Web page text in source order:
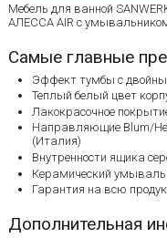
Мебель для ванной
АЛЕССА AIR с умывальником
Самые главные
Эффект тумбы с
Теплый белый цвет
Лакокрасочное
Направляющие Blum/
(Италия)
Внутренности ящика
Керамический
Гарантия на всю
Дополнительная